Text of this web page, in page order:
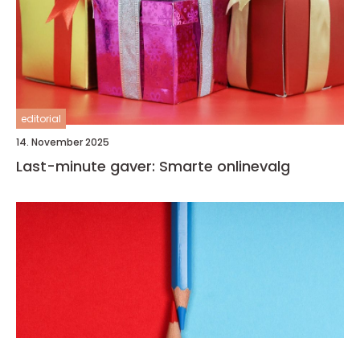
editorial
14. November 2025
Last-minute gaver: Smarte onlinevalg